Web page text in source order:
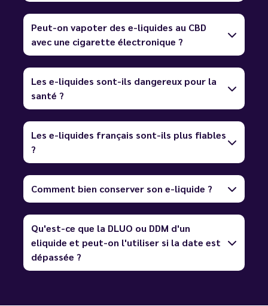
Peut-on vapoter des e-liquides au CBD
avec une cigarette électronique ?
Les e-liquides sont-ils dangereux pour la
santé ?
Les e-liquides français sont-ils plus fiables
?
Comment bien conserver son e-liquide ?
Qu'est-ce que la DLUO ou DDM d'un
eliquide et peut-on l'utiliser si la date est
dépassée ?